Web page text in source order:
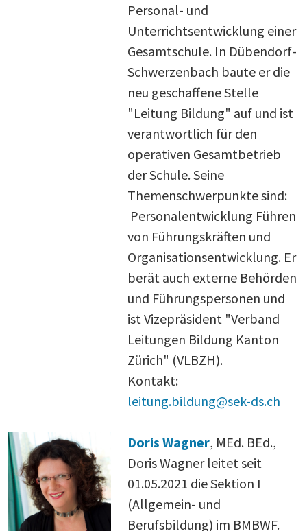
Personal- und
Unterrichtsentwicklung einer
Gesamtschule. In Dübendorf-
Schwerzenbach baute er die
neu geschaffene Stelle
"Leitung Bildung" auf und ist
verantwortlich für den
operativen Gesamtbetrieb
der Schule. Seine
Themenschwerpunkte sind:
Personalentwicklung Führen
von Führungskräften und
Organisationsentwicklung. Er
berät auch externe Behörden
und Führungspersonen und
ist Vizepräsident "Verband
Leitungen Bildung Kanton
Zürich" (VLBZH).
Kontakt:
leitung.bildung@sek-ds.ch
Doris Wagner, MEd. BEd.,
Doris Wagner leitet seit
01.05.2021 die Sektion I
(Allgemein- und
Berufsbildung) im BMBWF.